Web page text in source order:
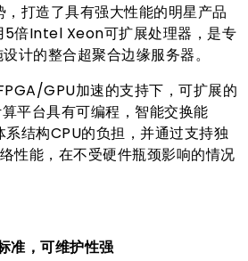
打造了具有强大性能的明星产品
倍Intel Xeon可扩展处理器，是专
计的整合超聚合边缘服务器。
GPU加速的支持下，可扩展的
平台具有可编程，智能交换能
结构CPU的负担，并通过支持独
性能，在不受硬件瓶颈影响的情况
准，可维护性强